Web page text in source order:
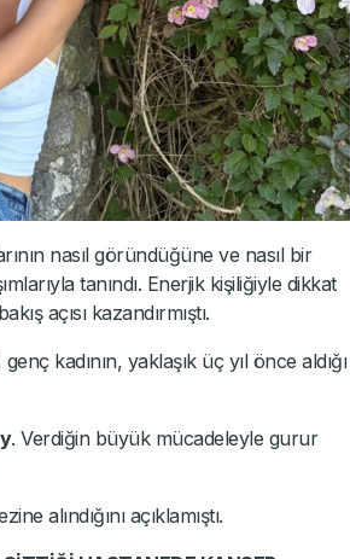
nasıl göründüğüne ve nasıl bir
tanındı. Enerjik kişiliğiyle dikkat
açısı kazandırmıştı.
kadının, yaklaşık üç yıl önce aldığı
. Verdiğin büyük mücadeleyle gurur
alındığını açıklamıştı.